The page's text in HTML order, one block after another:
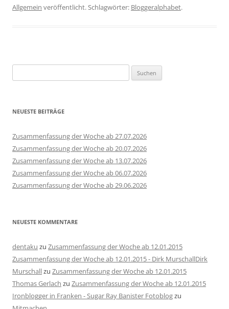
Allgemein veröffentlicht. Schlagwörter: Bloggeralphabet.
nach:
NEUESTE BEITRÄGE
Zusammenfassung der Woche ab 27.07.2026
Zusammenfassung der Woche ab 20.07.2026
Zusammenfassung der Woche ab 13.07.2026
Zusammenfassung der Woche ab 06.07.2026
Zusammenfassung der Woche ab 29.06.2026
NEUESTE KOMMENTARE
dentaku zu Zusammenfassung der Woche ab 12.01.2015
Zusammenfassung der Woche ab 12.01.2015 - Dirk MurschallDirk
Murschallzu Zusammenfassung der Woche ab 12.01.2015
Thomas Gerlach zu Zusammenfassung der Woche ab 12.01.2015
Ironblogger in Franken - Sugar Ray Banister Fotoblogzu